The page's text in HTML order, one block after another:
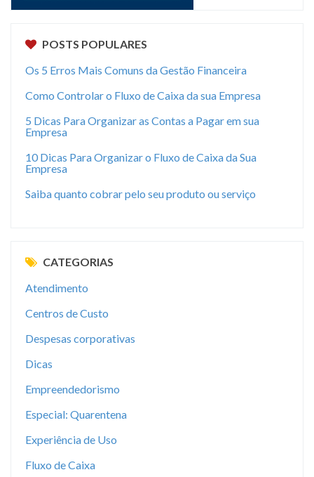
POSTS POPULARES
Os 5 Erros Mais Comuns da Gestão Financeira
Como Controlar o Fluxo de Caixa da sua Empresa
5 Dicas Para Organizar as Contas a Pagar em sua
Empresa
10 Dicas Para Organizar o Fluxo de Caixa da Sua
Empresa
Saiba quanto cobrar pelo seu produto ou serviço
CATEGORIAS
Atendimento
Centros de Custo
Despesas corporativas
Dicas
Empreendedorismo
Especial: Quarentena
Experiência de Uso
Fluxo de Caixa